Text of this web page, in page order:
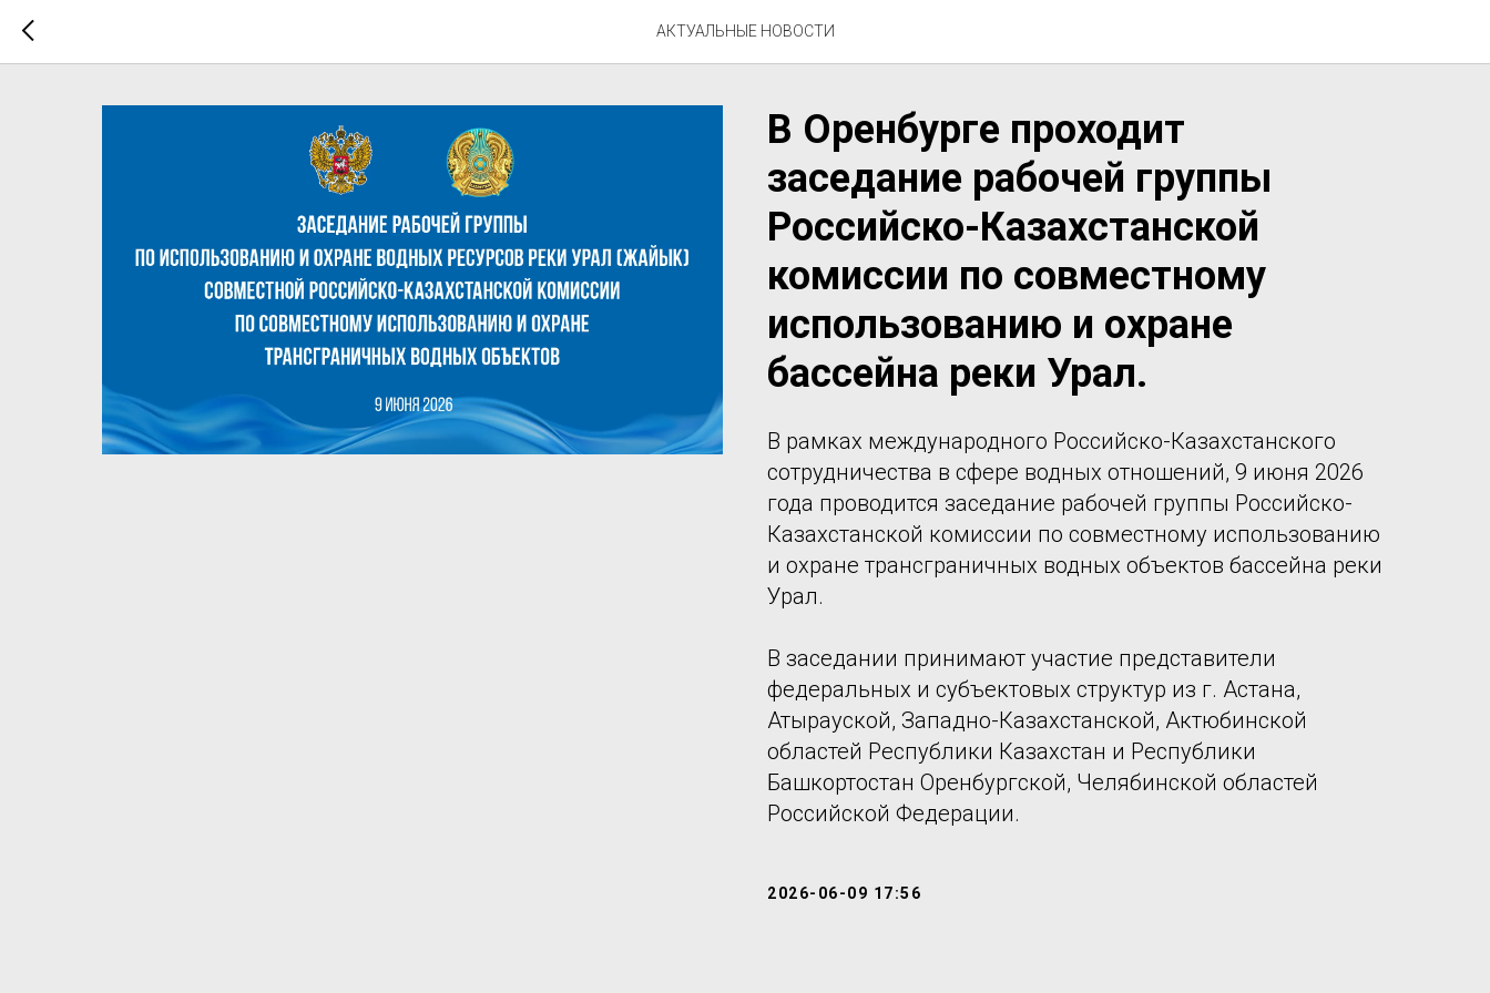
АКТУАЛЬНЫЕ НОВОСТИ
В Оренбурге проходит
заседание рабочей группы
Российско-Казахстанской
комиссии по совместному
использованию и охране
бассейна реки Урал.
В рамках международного Российско-Казахстанского
сотрудничества в сфере водных отношений, 9 июня 2026
года проводится заседание рабочей группы Российско-
Казахстанской комиссии по совместному использованию
и охране трансграничных водных объектов бассейна реки
Урал.
В заседании принимают участие представители
федеральных и субъектовых структур из г. Астана,
Атырауской, Западно-Казахстанской, Актюбинской
областей Республики Казахстан и Республики
Башкортостан Оренбургской, Челябинской областей
Российской Федерации.
2026-06-09 17:56